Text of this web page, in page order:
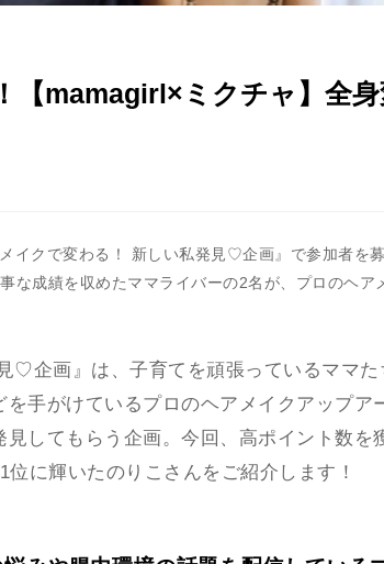
【mamagirl×ミクチャ】全
イクで変わる！ 新しい私発見♡企画』で参加者を
な成績を収めたママライバーの2名が、プロのヘア
♡企画』は、子育てを頑張っているママた
手がけているプロのヘアメイクアップア
してもらう企画。今回、高ポイント数を
に輝いたのりこさんをご紹介します！